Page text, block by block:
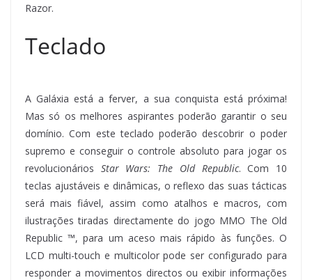
Razor.
Teclado
A Galáxia está a ferver, a sua conquista está próxima!
Mas só os melhores aspirantes poderão garantir o seu
domínio. Com este teclado poderão descobrir o poder
supremo e conseguir o controle absoluto para jogar os
revolucionários Star Wars: The Old Republic. Com 10
teclas ajustáveis e dinâmicas, o reflexo das suas tácticas
será mais fiável, assim como atalhos e macros, com
ilustrações tiradas directamente do jogo MMO The Old
Republic ™, para um aceso mais rápido às funções. O
LCD multi-touch e multicolor pode ser configurado para
responder a movimentos directos ou exibir informações